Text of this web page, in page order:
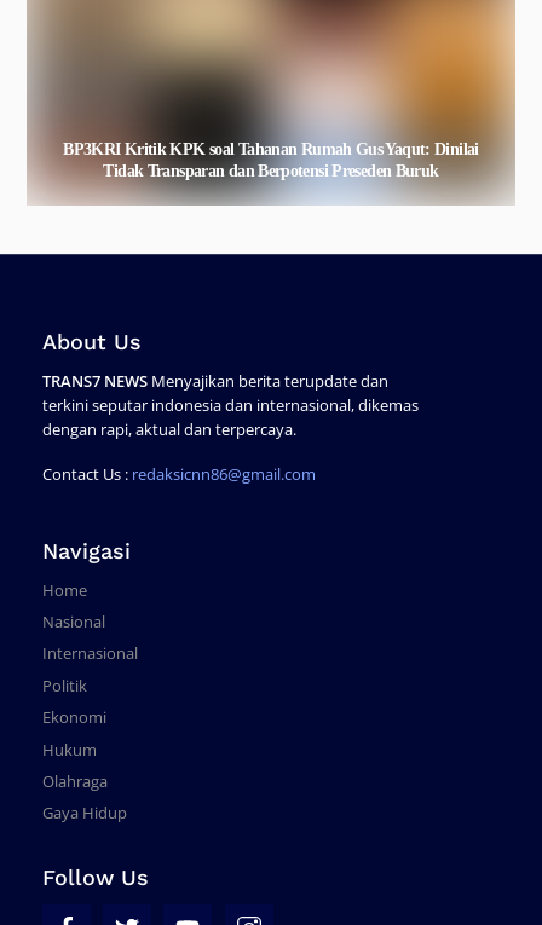
BP3KRI Kritik KPK soal Tahanan Rumah Gus Yaqut: Dinilai
Tidak Transparan dan Berpotensi Preseden Buruk
About Us
TRANS7 NEWSMenyajikan berita terupdate dan
terkini seputar indonesia dan internasional, dikemas
dengan rapi, aktual dan terpercaya.
Contact Us : redaksicnn86@gmail.com
Navigasi
Home
Nasional
Internasional
Politik
Ekonomi
Hukum
Olahraga
Gaya Hidup
Follow Us